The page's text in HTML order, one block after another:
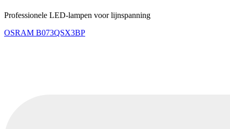
Professionele LED-lampen voor lijnspanning
OSRAM B073QSX3BP